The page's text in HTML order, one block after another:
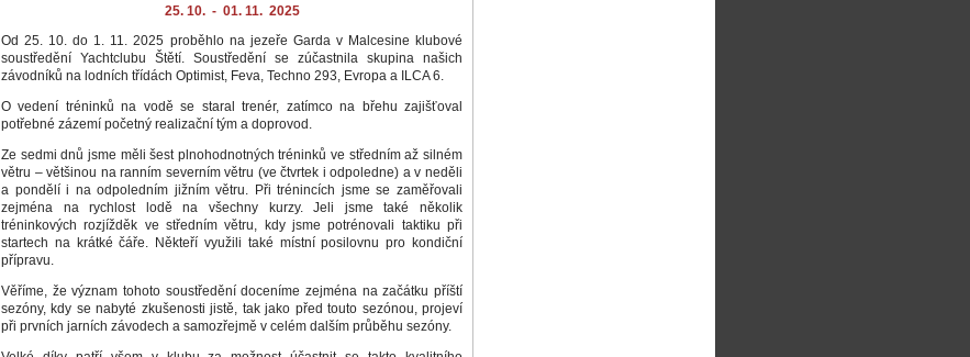
25. 10. - 01. 11. 2025
Od 25. 10. do 1. 11. 2025 proběhlo na jezeře Garda v Malcesine klubové
soustředění Yachtclubu Štětí. Soustředění se zúčastnila skupina našich
závodníků na lodních třídách Optimist, Feva, Techno 293, Evropa a ILCA 6.
O vedení tréninků na vodě se staral trenér, zatímco na břehu zajišťoval
potřebné zázemí početný realizační tým a doprovod.
Ze sedmi dnů jsme měli šest plnohodnotných tréninků ve středním až silném
větru – většinou na ranním severním větru (ve čtvrtek i odpoledne) a v neděli
a pondělí i na odpoledním jižním větru. Při trénincích jsme se zaměřovali
zejména na rychlost lodě na všechny kurzy. Jeli jsme také několik
tréninkových rozjížděk ve středním větru, kdy jsme potrénovali taktiku při
startech na krátké čáře. Někteří využili také místní posilovnu pro kondiční
přípravu.
Věříme, že význam tohoto soustředění doceníme zejména na začátku příští
sezóny, kdy se nabyté zkušenosti jistě, tak jako před touto sezónou, projeví
při prvních jarních závodech a samozřejmě v celém dalším průběhu sezóny.